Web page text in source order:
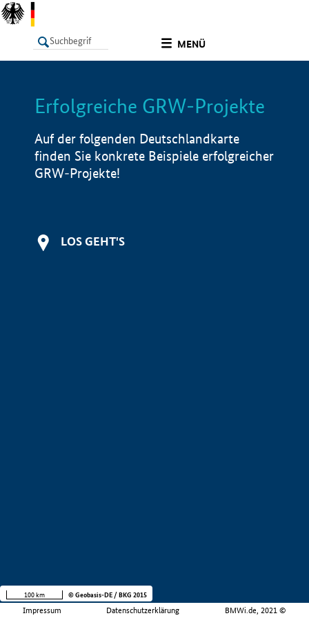
MENÜ
LISTE Info
Erfolgreiche GRW-Projekte
Auf der folgenden Deutschlandkarte
finden Sie konkrete Beispiele erfolgreicher
GRW-Projekte!
LOS GEHT'S
Impressum Datenschutzerklärung BMWi.de, 2021 ©
100 km © Geobasis-DE / BKG 2015